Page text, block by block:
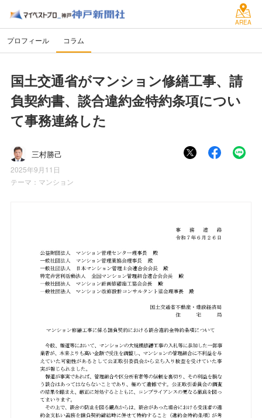
AREA
プロフィール コラム
国土交通省がマンション修繕工事、請
負契約書、談合違約金特約条項につい
て事務連絡した
三村勝己
2025年9月11日
テーマ： マンション